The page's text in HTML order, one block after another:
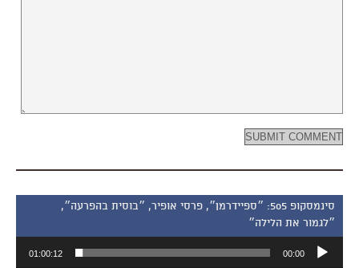
סינמסקופ 505: ״ספיידרמן״, פרסי אופיר, ״בוסית בהפרעה״,
״לגמור את הלילה״
אודיו
00:00
01:00:12